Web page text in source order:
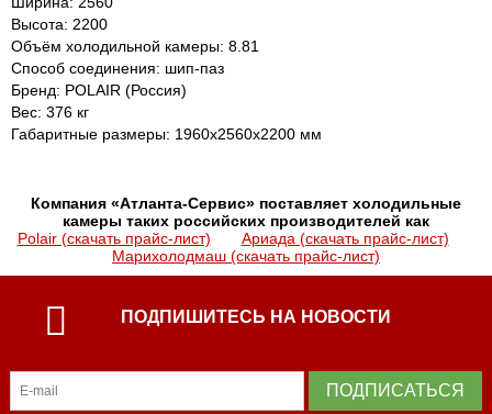
Высота: 2200
Объём холодильной камеры: 8.81
Способ соединения: шип-паз
Бренд: POLAIR (Россия)
Вес: 376 кг
Габаритные размеры: 1960х2560х2200 мм
Компания «Атланта-Сервис» поставляет холодильные
камеры таких российских производителей как
Polair (скачать прайс-лист)
Ариада (скачать прайс-лист)
Марихолодмаш (скачать прайс-лист)
ПОДПИШИТЕСЬ НА НОВОСТИ
ПОДПИСАТЬСЯ